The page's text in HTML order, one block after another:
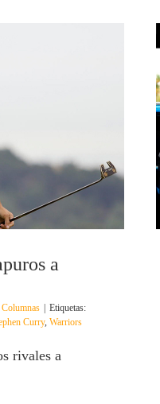
a
Columnas
Etiquetas:
Curry, Warriors
rivales a